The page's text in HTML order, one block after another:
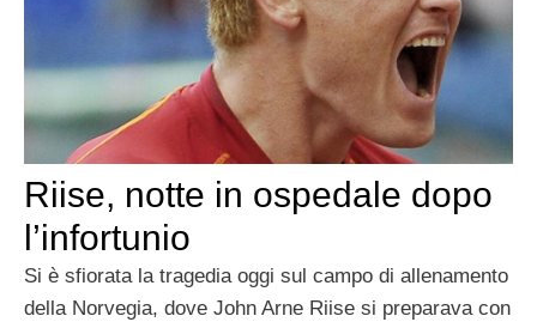
Riise, notte in ospedale dopo
l’infortunio
Si è sfiorata la tragedia oggi sul campo di allenamento
della Norvegia, dove John Arne Riise si preparava con